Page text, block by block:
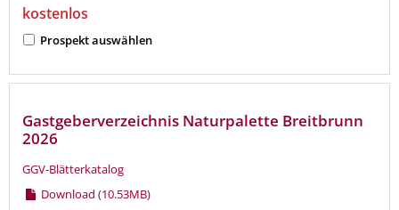
kostenlos
Prospekt auswählen
Gastgeberverzeichnis Naturpalette Breitbrunn
2026
GGV-Blätterkatalog
Download (10.53MB)